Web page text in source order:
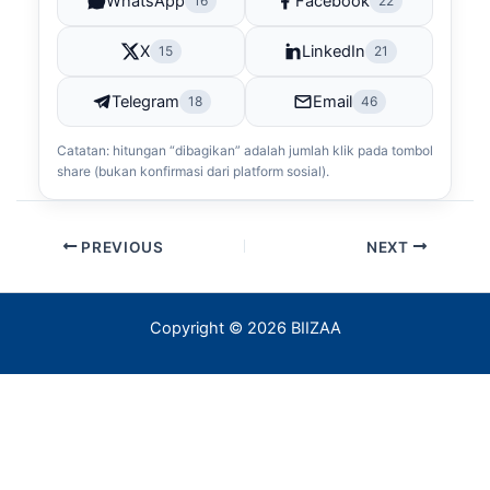
X 15 LinkedIn 21
Telegram 18 Email 46
Catatan: hitungan “dibagikan” adalah jumlah klik pada tombol
share (bukan konfirmasi dari platform sosial).
PREVIOUS NEXT
Copyright © 2026 BIIZAA